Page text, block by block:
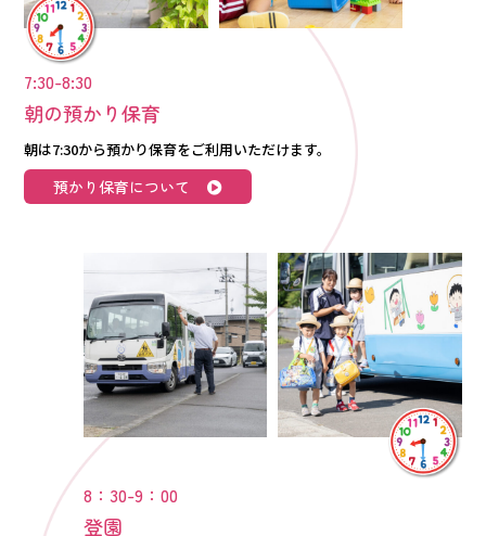
7:30-8:30
朝の預かり保育
朝は7:30から預かり保育をご利用いただけます。
預かり保育について
8：30-9：00
登園